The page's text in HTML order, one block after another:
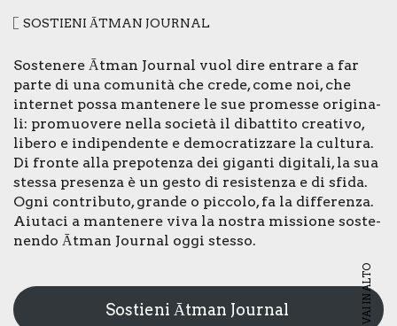
SOSTIE­NI ĀTMAN JOUR­NAL
Soste­ne­re Ātman Jour­nal vuol dire entra­re a far
par­te di una comu­ni­tà che cre­de, come noi, che
inter­net pos­sa man­te­ne­re le sue pro­mes­se ori­gi­na­
li: pro­muo­ve­re nel­la socie­tà il dibat­ti­to crea­ti­vo,
libe­ro e indi­pen­den­te e demo­cra­tiz­za­re la cul­tu­ra.
Di fron­te alla pre­po­ten­za dei gigan­ti digi­ta­li, la sua
stes­sa pre­sen­za è un gesto di resi­sten­za e di sfi­da.
Ogni con­tri­bu­to, gran­de o pic­co­lo, fa la dif­fe­ren­za.
Aiu­ta­ci a man­te­ne­re viva la nostra mis­sio­ne soste­
nen­do Ātman Jour­nal oggi stes­so.
Sostieni Ātman Journal VAI IN ALTO